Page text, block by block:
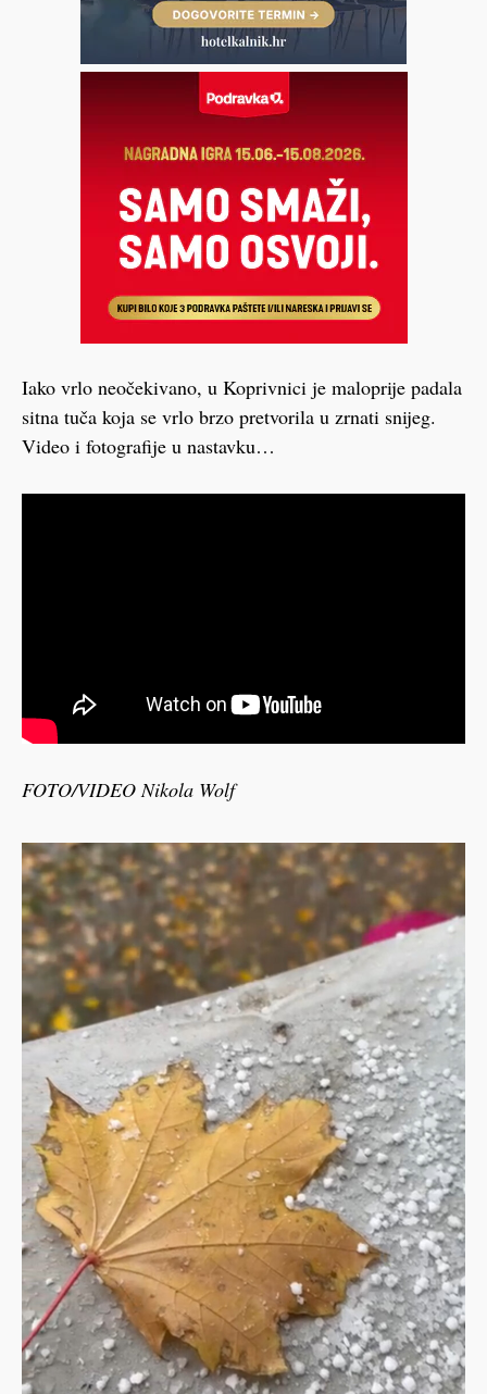
Iako vrlo neočekivano, u Koprivnici je maloprije padala
sitna tuča koja se vrlo brzo pretvorila u zrnati snijeg.
Video i fotografije u nastavku…
FOTO/VIDEO Nikola Wolf